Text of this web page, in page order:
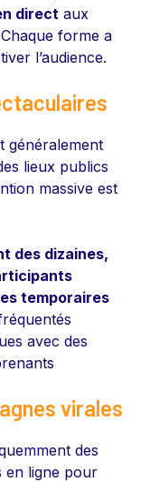
direct aux
forme a
l’audience.
généralement
lieux publics
massive est
des dizaines,
temporaires
avec des
virales
des
en ligne pour